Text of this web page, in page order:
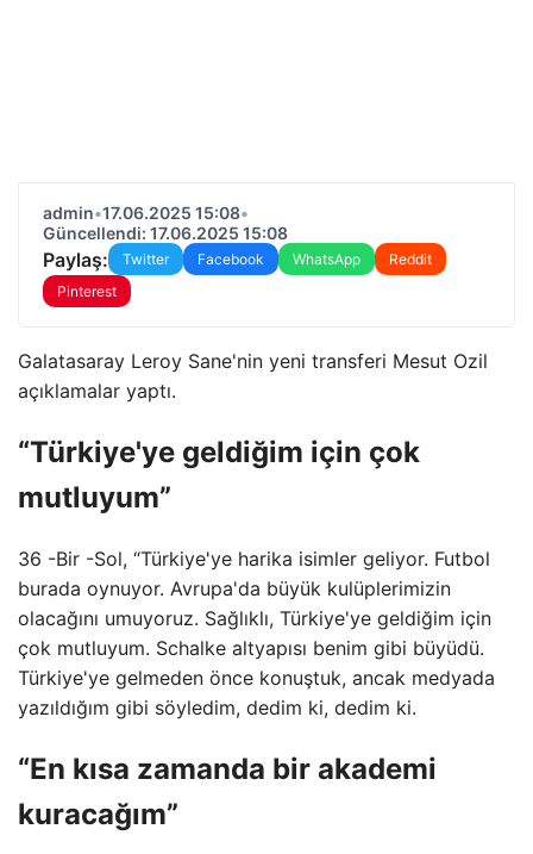
admin•17.06.2025 15:08•
Güncellendi: 17.06.2025 15:08
Paylaş: Twitter Facebook WhatsApp
Reddit
Pinterest
Galatasaray Leroy Sane'nin yeni transferi Mesut Ozil
açıklamalar yaptı.
“Türkiye'ye geldiğim için çok
mutluyum”
36 -Bir -Sol, “Türkiye'ye harika isimler geliyor. Futbol
burada oynuyor. Avrupa'da büyük kulüplerimizin
olacağını umuyoruz. Sağlıklı, Türkiye'ye geldiğim için
çok mutluyum. Schalke altyapısı benim gibi büyüdü.
Türkiye'ye gelmeden önce konuştuk, ancak medyada
yazıldığım gibi söyledim, dedim ki, dedim ki.
“En kısa zamanda bir akademi
kuracağım”